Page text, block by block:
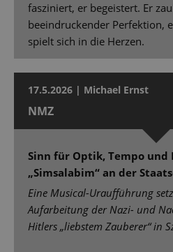
fasziniert, er begeistert. Er
beeindruckender Perfektion,
spielt sich in die Herzen.
17.5.2026 | Michael Ernst
NMZ
Sinn für Optik, Tempo und
„Simsalabim“ an der
Eine Musical-Uraufführung
Aufarbeitung der Nazi- und
Hitlers „liebstem Zauberer“ in